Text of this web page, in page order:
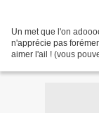
Un met que l'on
n'apprécie pas
aimer l'ail ! (vous